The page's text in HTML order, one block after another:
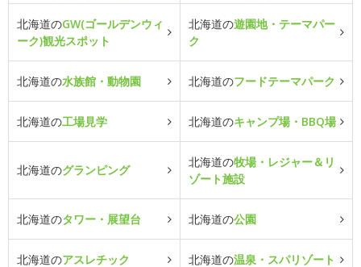
北海道のGW(ゴールデンウィ
ーク)観光スポット
北海道の遊園地・テーマパー
ク
北海道の水族館・動物園 北海道のフードテーマパーク
北海道の工場見学 北海道のキャンプ場・BBQ場
北海道のグランピング
北海道の牧場・レジャー＆リ
ゾート施設
北海道のタワー・展望台 北海道の公園
北海道のアスレチック 北海道の温泉・スパリゾート